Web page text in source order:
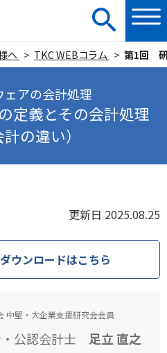
へ TKC WEBコラム 第1回 研
アの会計処理
義とその会計処理
の違い）
更新日 2025.08.25
ウンロードはこちら
中堅・大企業支援研究会会員
公認会計士 足立 直之